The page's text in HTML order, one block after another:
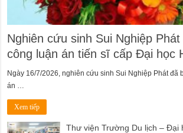
Nghiên cứu sinh Sui Nghiệp
công luận án tiến sĩ cấp Đại học
Ngày 16/7/2026, nghiên cứu sinh Sui Nghiệp Phát đã
án …
Xem tiếp
Thư viện Trường Du lịch – Đại